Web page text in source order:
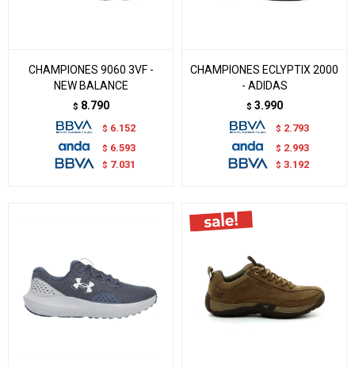
CHAMPIONES 9060 3VF -
NEW BALANCE
$ 8.790
$ 6.152
$ 6.593
$ 7.031
CHAMPIONES ECLYPTIX 2000
- ADIDAS
$ 3.990
$ 2.793
$ 2.993
$ 3.192